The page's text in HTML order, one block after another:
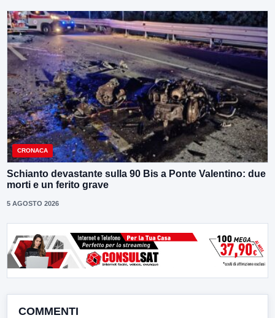
CRONACA
Schianto devastante sulla 90 Bis a Ponte Valentino: due
morti e un ferito grave
5 AGOSTO 2026
COMMENTI